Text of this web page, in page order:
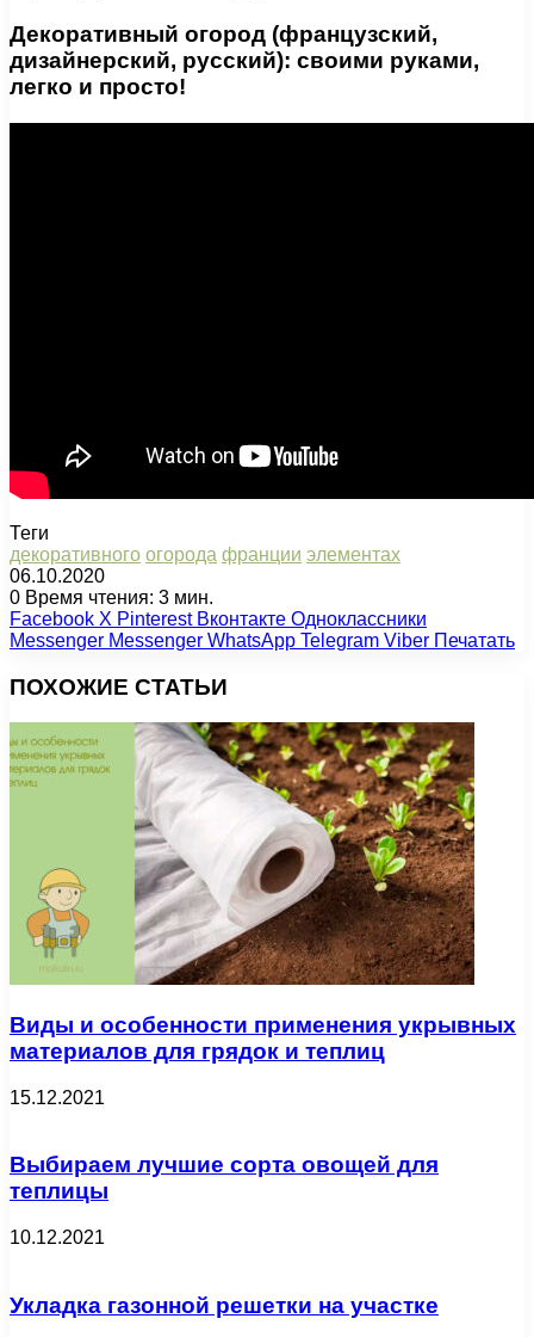
Декоративный огород (французский,
дизайнерский, русский): своими руками,
легко и просто!
Теги
декоративного огорода франции элементах
06.10.2020
0 Время чтения: 3 мин.
Facebook X Pinterest Вконтакте Одноклассники
Messenger Messenger WhatsApp Telegram Viber Печатать
ПОХОЖИЕ СТАТЬИ
Виды и особенности применения укрывных
материалов для грядок и теплиц
15.12.2021
Выбираем лучшие сорта овощей для
теплицы
10.12.2021
Укладка газонной решетки на участке